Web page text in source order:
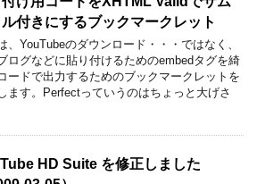
付きにするブックマークレット
、YouTubeのダウンロード・・・ではなく、
ログなどに貼り付けるためのembedタグを綺
ードで出力するためのブックマークレットを
ます。Perfectっていうのはちょっと大げさ
HD Suite を修正しました